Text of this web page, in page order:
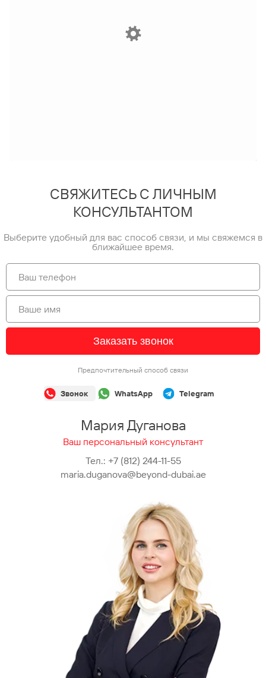
СВЯЖИТЕСЬ С ЛИЧНЫМ
КОНСУЛЬТАНТОМ
Выберите удобный для вас способ связи, и мы свяжемся в
ближайшее время.
Заказать звонок
Предпочтительный способ связи
Звонок WhatsApp Telegram
Мария Дуганова
Ваш персональный консультант
Тел.: +7 (812) 244-11-55
maria.duganova@beyond-dubai.ae